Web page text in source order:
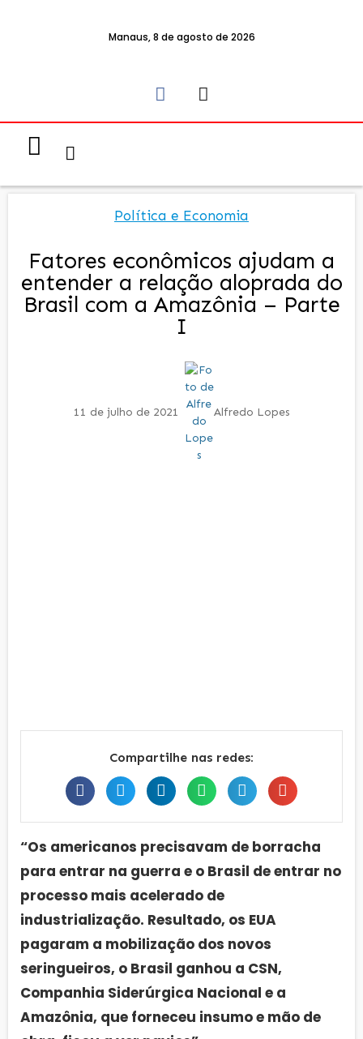
Manaus, 8 de agosto de 2026
Política e Economia
Fatores econômicos ajudam a
entender a relação aloprada do
Brasil com a Amazônia – Parte
I
11 de julho de 2021 Alfredo Lopes
Compartilhe nas redes:
“Os americanos precisavam de borracha
para entrar na guerra e o Brasil de entrar no
processo mais acelerado de
industrialização. Resultado, os EUA
pagaram a mobilização dos novos
seringueiros, o Brasil ganhou a CSN,
Companhia Siderúrgica Nacional e a
Amazônia, que forneceu insumo e mão de